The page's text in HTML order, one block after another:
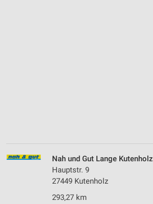
Nah und Gut Lange Kutenholz
Hauptstr. 9
27449 Kutenholz
293,27 km